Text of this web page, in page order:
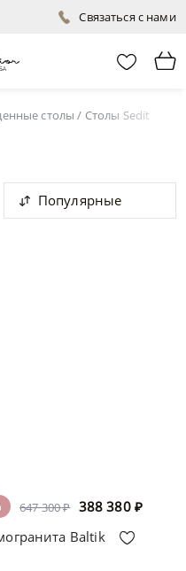
Связаться с нами
столы / Столы Sedit
Популярные
647 300 ₽ 388 380 ₽
Baltik